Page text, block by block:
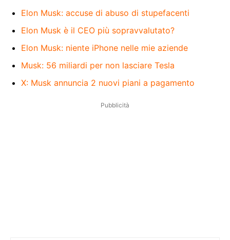
Elon Musk: accuse di abuso di stupefacenti
Elon Musk è il CEO più sopravvalutato?
Elon Musk: niente iPhone nelle mie aziende
Musk: 56 miliardi per non lasciare Tesla
X: Musk annuncia 2 nuovi piani a pagamento
Pubblicità